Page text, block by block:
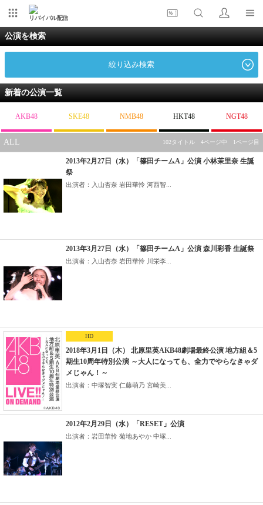
リバイバル配信
公演を検索
絞り込み検索
新着の公演一覧
AKB48 SKE48 NMB48 HKT48 NGT48
ALL 102タイトル 4ページ中 1ページ目
2013年2月27日（水）「篠田チームA」公演 小林茉里奈 生誕
祭
出演者：入山杏奈 岩田華怜 河西智...
2013年3月27日（水）「篠田チームA」公演 森川彩香 生誕祭
出演者：入山杏奈 岩田華怜 川栄李...
HD
2018年3月1日（木） 北原里英AKB48劇場最終公演 地方組＆5
期生10周年特別公演 ～大人になっても、全力でやらなきゃダ
メじゃん！～
出演者：中塚智実 仁藤萌乃 宮崎美...
2012年2月29日（水）「RESET」公演
出演者：岩田華怜 菊地あやか 中塚...